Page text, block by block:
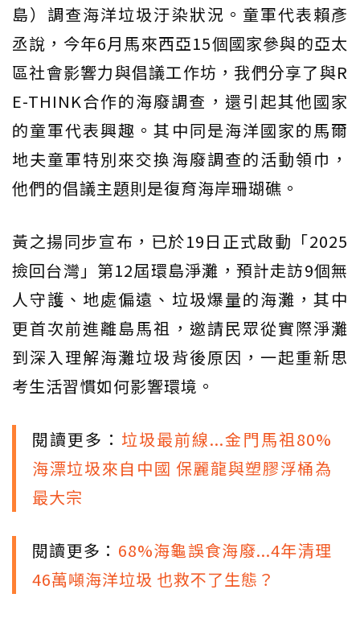
島）調查海洋垃圾汙染狀況。童軍代表賴彥
丞說，今年6月馬來西亞15個國家參與的亞太
區社會影響力與倡議工作坊，我們分享了與R
E-THINK合作的海廢調查，還引起其他國家
的童軍代表興趣。其中同是海洋國家的馬爾
地夫童軍特別來交換海廢調查的活動領巾，
他們的倡議主題則是復育海岸珊瑚礁。
黃之揚同步宣布，已於19日正式啟動「2025
撿回台灣」第12屆環島淨灘，預計走訪9個無
人守護、地處偏遠、垃圾爆量的海灘，其中
更首次前進離島馬祖，邀請民眾從實際淨灘
到深入理解海灘垃圾背後原因，一起重新思
考生活習慣如何影響環境。
閱讀更多： 垃圾最前線...金門馬祖80%
海漂垃圾來自中國 保麗龍與塑膠浮桶為
最大宗
閱讀更多： 68%海龜誤食海廢...4年清理
46萬噸海洋垃圾 也救不了生態？